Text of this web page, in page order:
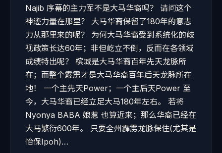
Najib 序幕的主力军不是大马华裔吗？ 请问这个
神迹力量在那里？ 大马华裔保留了180年的意志
力从那里来的呢？ 为何大马华裔受到系统化的歧
视政策长达60年；非但屹立不倒，反而在各领域
成绩特出呢？ 槟城是大马华裔百年先天龙脉所
在；而整个霹雳才是大马华裔百年后天龙脉所在
地！ 一个主先天Power；一个主后天Power 至
今，大马华裔已经立足大马180年左右。 若将
Nyonya BABA 娘惹 也算近来；那么华裔已经在
大马繁衍600年。 只要全州霹雳龙脉保住(尤其是
怡保Ipoh)…